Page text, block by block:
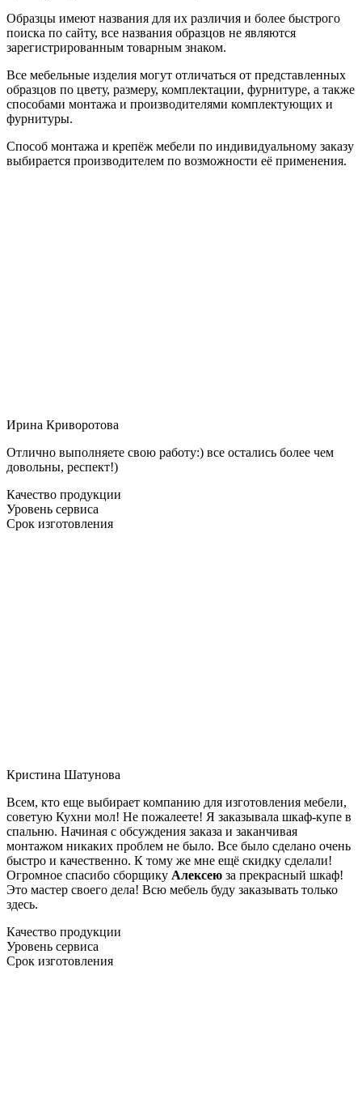
Образцы имеют названия для их различия и более быстрого
поиска по сайту, все названия образцов не являются
зарегистрированным товарным знаком.
Все мебельные изделия могут отличаться от представленных
образцов по цвету, размеру, комплектации, фурнитуре, а также
способами монтажа и производителями комплектующих и
фурнитуры.
Способ монтажа и крепёж мебели по индивидуальному заказу
выбирается производителем по возможности её применения.
Ирина Криворотова
Отлично выполняете свою работу:) все остались более чем
довольны, респект!)
Качество продукции
Уровень сервиса
Срок изготовления
Кристина Шатунова
Всем, кто еще выбирает компанию для изготовления мебели,
советую Кухни мол! Не пожалеете! Я заказывала шкаф-купе в
спальню. Начиная с обсуждения заказа и заканчивая
монтажом никаких проблем не было. Все было сделано очень
быстро и качественно. К тому же мне ещё скидку сделали!
Огромное спасибо сборщику Алексею за прекрасный шкаф!
Это мастер своего дела! Всю мебель буду заказывать только
здесь.
Качество продукции
Уровень сервиса
Срок изготовления